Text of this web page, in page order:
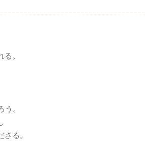
。
。
る。